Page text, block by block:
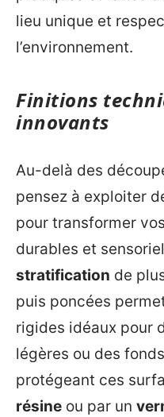
lieu unique et
l’environnement.
Finitions
innovants
Au-delà des
pensez à exploiter
pour transformer
durables et
stratification de
puis poncées
rigides idéaux pour
légères ou des
protégeant ces
résine ou par un